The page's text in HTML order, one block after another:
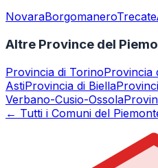
NovaraBorgomaneroTrecate
Altre Province del
Provincia di TorinoProvincia
AstiProvincia di Biella
Verbano-Cusio-Ossola
← Tutti i Comuni del